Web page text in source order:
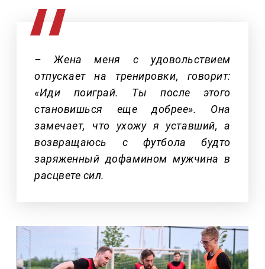
– Жена меня с удовольствием
отпускает на тренировки, говорит:
«Иди поиграй. Ты после этого
становишься еще добрее». Она
замечает, что ухожу я уставший, а
возвращаюсь с футбола будто
заряженный дофамином мужчина в
расцвете сил.